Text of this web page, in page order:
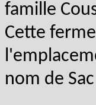
famille
Cette
nom de